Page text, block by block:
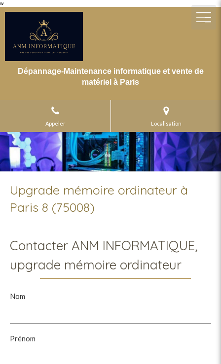
w
Dépannage-Maintenance informatique et vente de
matériel à Paris
Appeler Localisation
Upgrade mémoire ordinateur à
Paris 8 (75008)
Contacter ANM INFORMATIQUE,
upgrade mémoire ordinateur
Nom
Prénom